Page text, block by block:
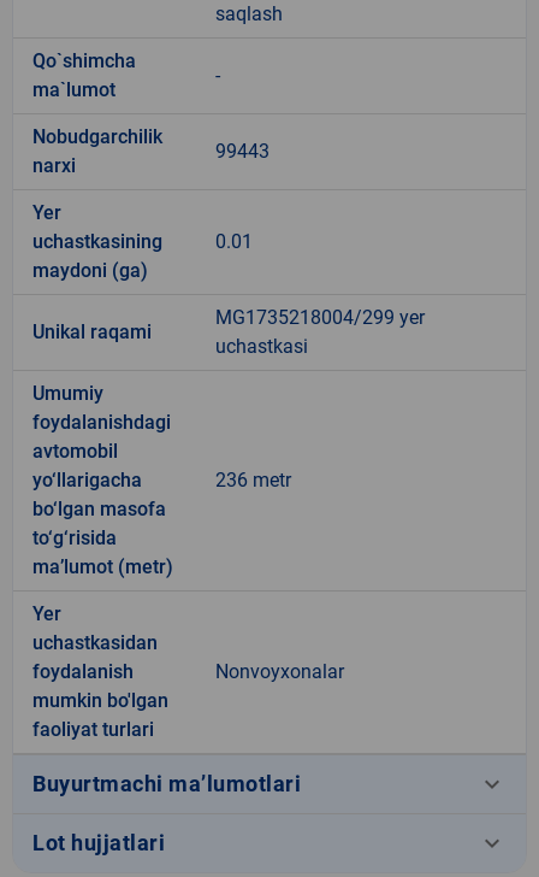
saqlash
Qo`shimcha
ma`lumot
-
Nobudgarchilik
narxi
99443
Yer
uchastkasining
maydoni (ga)
0.01
Unikal raqami
MG1735218004/299 yer
uchastkasi
Umumiy
foydalanishdagi
avtomobil
yo‘llarigacha
bo‘lgan masofa
to‘g‘risida
ma’lumot (metr)
236 metr
Yer
uchastkasidan
foydalanish
mumkin bo'lgan
faoliyat turlari
Nonvoyxonalar
Buyurtmachi ma’lumotlari keyboard_arrow_down
Lot hujjatlari keyboard_arrow_down